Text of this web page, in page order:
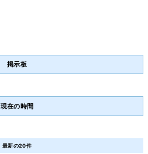
掲示板
現在の時間
最新の20件